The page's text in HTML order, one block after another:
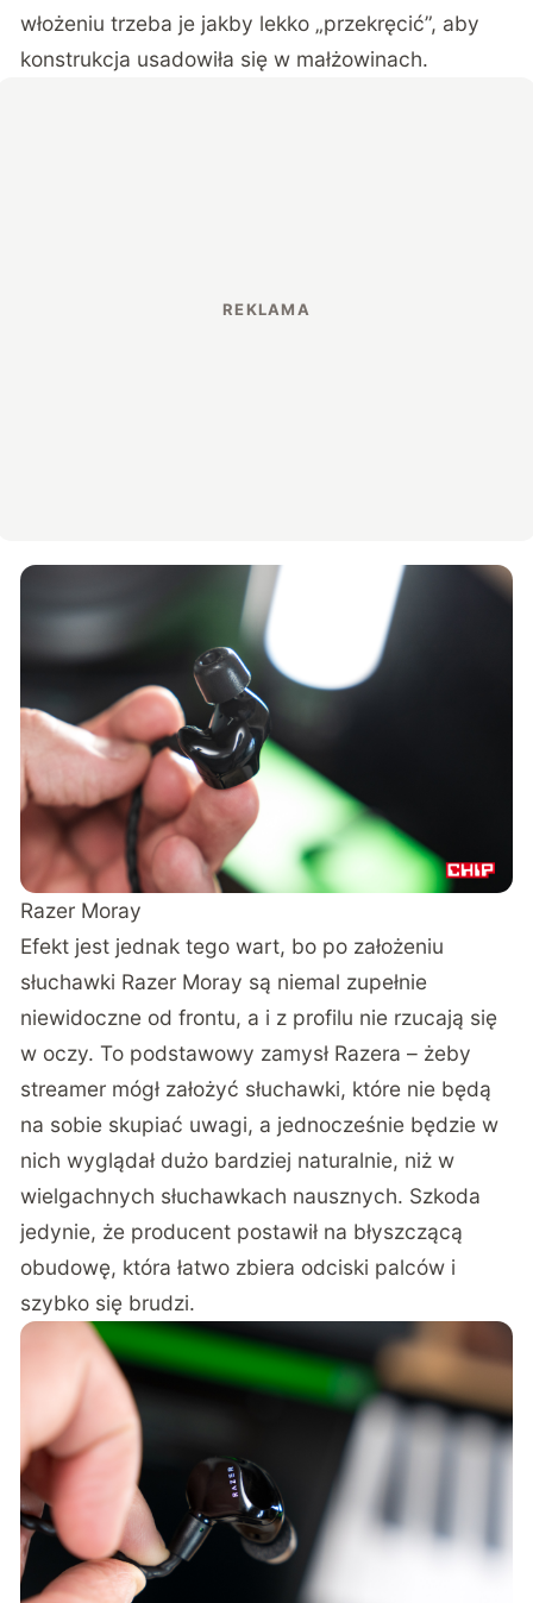
włożeniu trzeba je jakby lekko „przekręcić”, aby
konstrukcja usadowiła się w małżowinach.
Razer Moray
Efekt jest jednak tego wart, bo po założeniu
słuchawki Razer Moray są niemal zupełnie
niewidoczne od frontu, a i z profilu nie rzucają się
w oczy. To podstawowy zamysł Razera – żeby
streamer mógł założyć słuchawki, które nie będą
na sobie skupiać uwagi, a jednocześnie będzie w
nich wyglądał dużo bardziej naturalnie, niż w
wielgachnych słuchawkach nausznych. Szkoda
jedynie, że producent postawił na błyszczącą
obudowę, która łatwo zbiera odciski palców i
szybko się brudzi.